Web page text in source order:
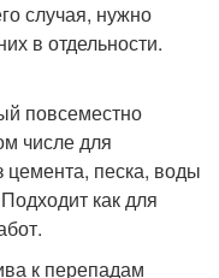
случая, нужно
в отдельности.
повсеместно
числе для
цемента, песка, воды
как для
к перепадам